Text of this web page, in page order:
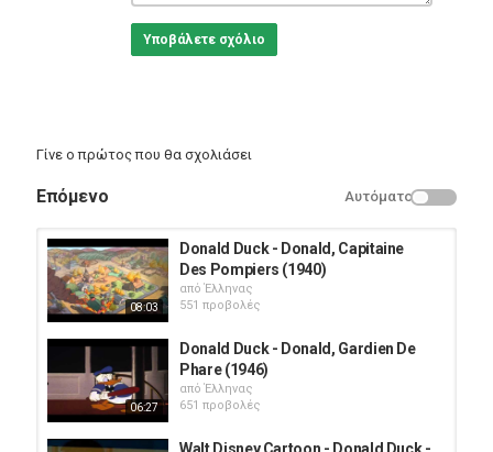
Υποβάλετε σχόλιο
Γίνε ο πρώτος που θα σχολιάσει
Επόμενο Αυτόματο
08:03
Donald Duck - Donald, Capitaine
Des Pompiers (1940)
απόΈλληνας
551 προβολές
06:27
Donald Duck - Donald, Gardien De
Phare (1946)
απόΈλληνας
651 προβολές
Walt Disney Cartoon - Donald Duck -